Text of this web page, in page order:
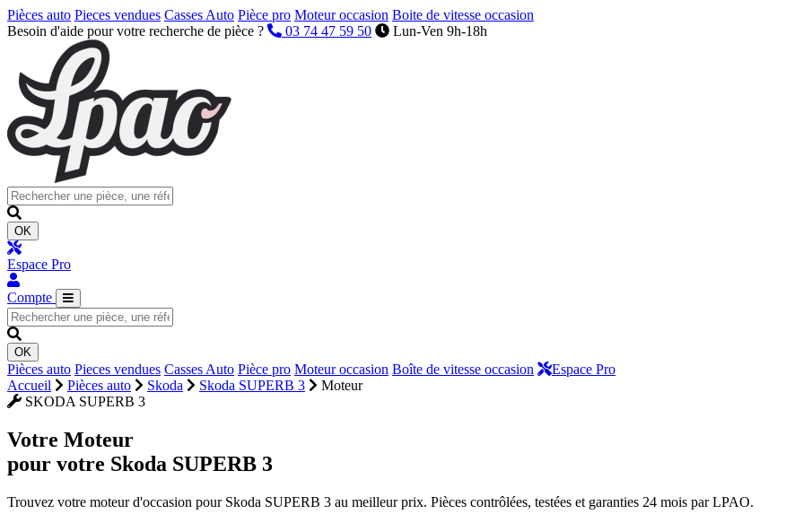
Pièces auto Pieces vendues Casses Auto Pièce pro Moteur occasion Boite de vitesse occasion
Besoin d'aide pour votre recherche de pièce ?
03 74 47 59 50 Lun-Ven 9h-18h
OK
Espace Pro
Compte
OK
Pièces auto Pieces vendues Casses Auto Pièce pro Moteur occasion Boîte de vitesse occasion
Espace Pro
Accueil
Pièces auto Skoda Skoda SUPERB 3
Moteur
SKODA SUPERB 3
Votre Moteur
pour votre Skoda SUPERB 3
Trouvez votre moteur d'occasion pour Skoda SUPERB 3 au meilleur prix. Pièces contrôlées, testées et garanties 24 mois par LPAO.